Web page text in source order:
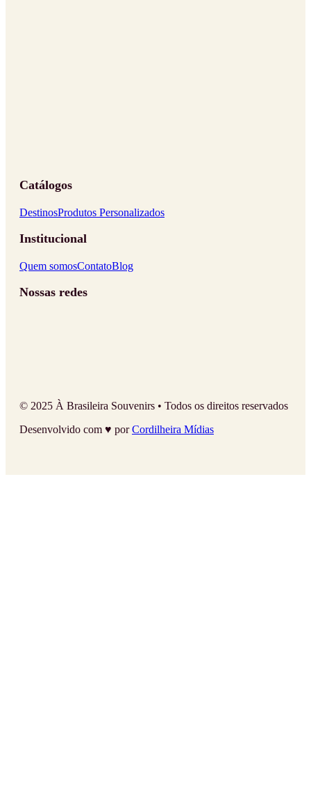
Catálogos
DestinosProdutos Personalizados
Institucional
Quem somosContatoBlog
Nossas redes
© 2025 À Brasileira Souvenirs • Todos os direitos reservados
Desenvolvido com ♥ porCordilheira Mídias